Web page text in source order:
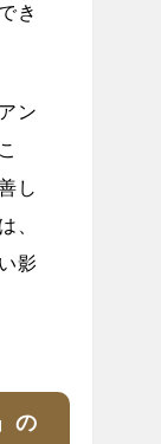
き
ン
し
、
影
の